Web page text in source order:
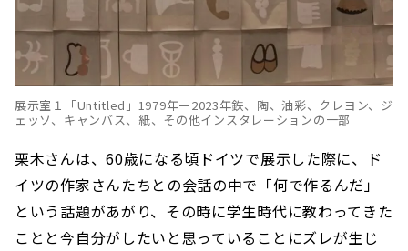
展示室１「Untitled」1979年ー2023年鉄、陶、油彩、クレヨン、ジ
ェッソ、キャンバス、紙、その他インスタレーションの一部
栗木さんは、60歳になる頃ドイツで展示した際に、ド
イツの作家さんたちとの会話の中で「何で作るんだ」
という話題があがり、その時に学生時代に教わってきた
ことと今自分がしたいと思っていることにズレが生じ